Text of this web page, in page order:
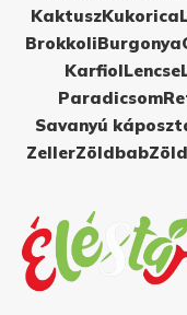
KaktuszKukorica
BrokkoliBurgonya
KarfiolLencse
Paradicsom
Savanyú
ZellerZöldbab